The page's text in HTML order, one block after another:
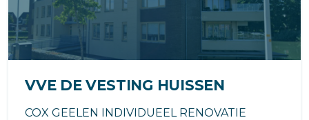
VVE DE VESTING HUISSEN
COX GEELEN INDIVIDUEEL RENOVATIE